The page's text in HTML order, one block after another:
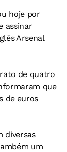
hoje por
assinar
Arsenal
de quatro
que
de euros
diversas
um